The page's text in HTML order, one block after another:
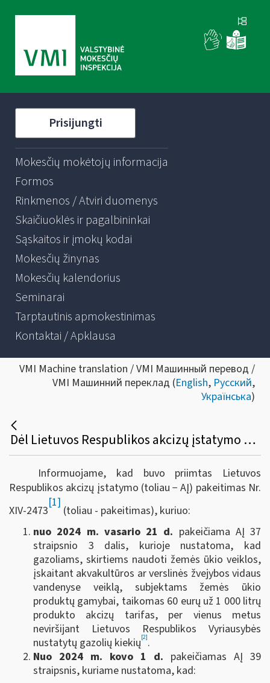
Prisijungti
Mokesčių mokėtojų informacija
Formos
Rinkmenos / Atviri duomenys
Skaičiuoklės ir pagalbininkai
Sąskaitos ir įmokų kodai
Mokesčių žinynas
Mokesčių kalendorius
Seminarai
Tarptautinis apmokestinimas
Kontaktai / Apklausa
VMI Machine translation / VMI Машинный перевод /
VMI Машинний переклад (English, Русский,
Українська)
Dėl Lietuvos Respublikos akcizų įstatymo pakeitimo
Informuojame, kad buvo priimtas Lietuvos
Respublikos akcizų įstatymo (toliau − AĮ) pakeitimas Nr.
XIV-2473
[1]
(toliau - pakeitimas), kuriuo:
nuo 2024 m. vasario 21 d. pakeičiama AĮ 37
straipsnio 3 dalis, kurioje nustatoma, kad
gazoliams, skirtiems naudoti žemės ūkio veiklos,
įskaitant akvakultūros ar verslinės žvejybos vidaus
vandenyse veiklą, subjektams žemės ūkio
produktų gamybai, taikomas 60 eurų už 1 000 litrų
produkto akcizų tarifas, per vienus metus
neviršijant Lietuvos Respublikos Vyriausybės
nustatytų gazolių kiekių[2].
Nuo 2024 m. kovo 1 d. pakeičiamas AĮ 39
straipsnis, kuriame nustatoma, kad: